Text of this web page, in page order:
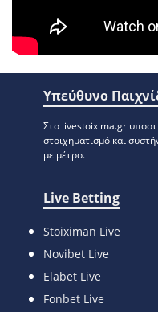
Υπεύθυνο
Στο livestoixima.gr
στοιχηματισμό και
με μέτρο.
Live Betting
Stoiximan Live
Novibet Live
Elabet Live
Fonbet Live